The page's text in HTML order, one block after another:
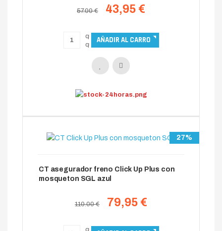
57.00 € 43,95 €
27%
CT asegurador freno Click Up Plus con
mosqueton SGL azul
110.00 € 79,95 €